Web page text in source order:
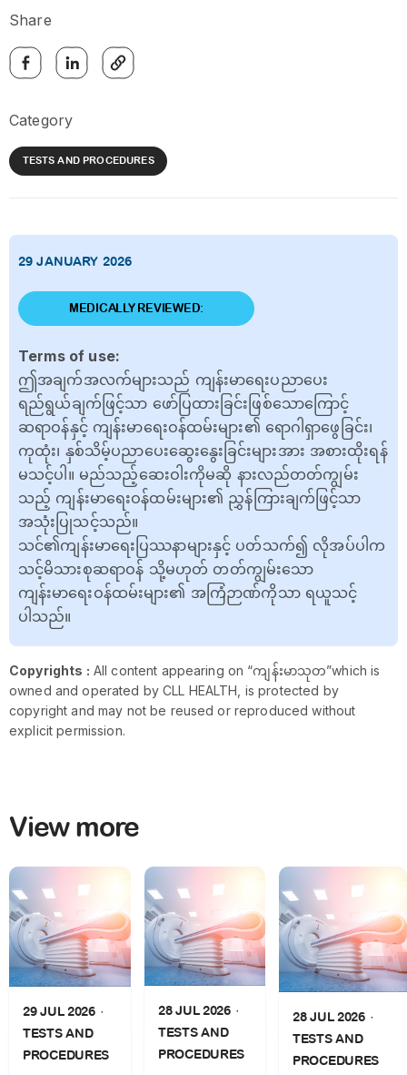
Share
Category
TESTS AND PROCEDURES
29 JANUARY 2026
MEDICALLY REVIEWED:
Terms of use:
ဤအချက်အလက်များသည် ကျန်းမာရေးပညာပေး
ရည်ရွယ်ချက်ဖြင့်သာ ဖော်ပြထားခြင်းဖြစ်သောကြောင့်
ဆရာဝန်နှင့် ကျန်းမာရေးဝန်ထမ်းများ၏ ရောဂါရှာဖွေခြင်း၊
ကုထုံး၊ နှစ်သိမ့်ပညာပေးဆွေးနွေးခြင်းများအား အစားထိုးရန်
မသင့်ပါ။ မည်သည့်ဆေးဝါးကိုမဆို နားလည်တတ်ကျွမ်း
သည့် ကျန်းမာရေးဝန်ထမ်းများ၏ ညွှန်ကြားချက်ဖြင့်သာ
အသုံးပြုသင့်သည်။
သင်၏ကျန်းမာရေးပြဿနာများနှင့် ပတ်သက်၍ လိုအပ်ပါက
သင့်မိသားစုဆရာဝန် သို့မဟုတ် တတ်ကျွမ်းသော
ကျန်းမာရေးဝန်ထမ်းများ၏ အကြံဉာဏ်ကိုသာ ရယူသင့်
ပါသည်။
Copyrights : All content appearing on “ကျန်းမာသုတ”which is
owned and operated by CLL HEALTH, is protected by
copyright and may not be reused or reproduced without
explicit permission.
View more
29 JUL 2026
TESTS AND
PROCEDURES
28 JUL 2026
TESTS AND
PROCEDURES
28 JUL 2026
TESTS AND
PROCEDURES